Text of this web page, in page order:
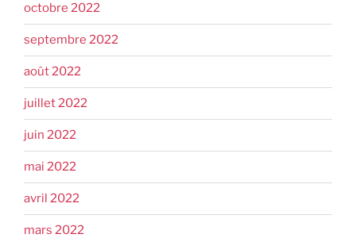
octobre 2022
septembre 2022
août 2022
juillet 2022
juin 2022
mai 2022
avril 2022
mars 2022